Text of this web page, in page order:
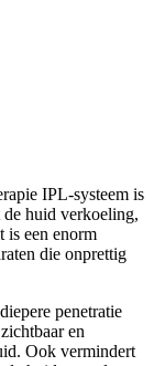
IPL-systeem is
huid verkoeling,
een enorm
die onprettig
penetratie
en
Ook vermindert